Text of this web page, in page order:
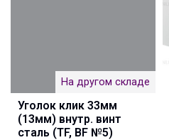
На другом складе
Уголок клик 33мм
(13мм) внутр. винт
сталь (TF, BF №5)